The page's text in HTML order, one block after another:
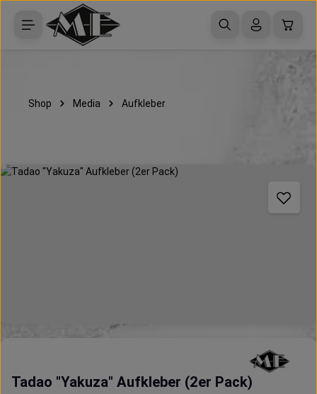
Zum Hauptinhalt springen
Shop Media Aufkleber
Bildergalerie überspringen
Tadao "Yakuza" Aufkleber (2er Pack)